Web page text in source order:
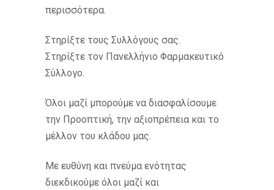
περισσότερα.
Στηρίξτε τους Συλλόγους σας.
Στηρίξτε τον Πανελλήνιο Φαρμακευτικό
Σύλλογο.
Όλοι μαζί μπορούμε να διασφαλίσουμε
την Προοπτική, την αξιοπρέπεια και το
μέλλον του κλάδου μας.
Με ευθύνη και πνεύμα ενότητας
διεκδικούμε όλοι μαζί και